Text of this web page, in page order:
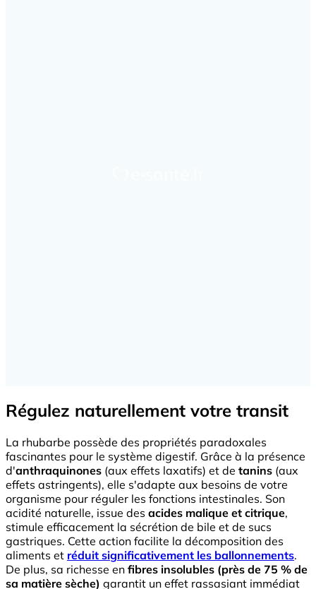
Régulez naturellement votre transit
La rhubarbe possède des propriétés paradoxales
fascinantes pour le système digestif. Grâce à la présence
d'anthraquinones (aux effets laxatifs) et de tanins (aux
effets astringents), elle s'adapte aux besoins de votre
organisme pour réguler les fonctions intestinales. Son
acidité naturelle, issue des acides malique et citrique,
stimule efficacement la sécrétion de bile et de sucs
gastriques. Cette action facilite la décomposition des
aliments et réduit significativement les ballonnements.
De plus, sa richesse en fibres insolubles (près de 75 % de
sa matière sèche) garantit un effet rassasiant immédiat